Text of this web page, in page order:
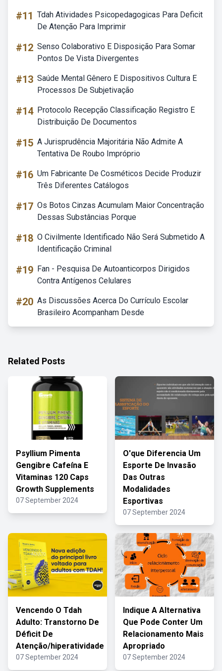
#11 Tdah Atividades Psicopedagogicas Para Deficit
De Atenção Para Imprimir
#12 Senso Colaborativo E Disposição Para Somar
Pontos De Vista Divergentes
#13 Saúde Mental Gênero E Dispositivos Cultura E
Processos De Subjetivação
#14 Protocolo Recepção Classificação Registro E
Distribuição De Documentos
#15 A Jurisprudência Majoritária Não Admite A
Tentativa De Roubo Impróprio
#16 Um Fabricante De Cosméticos Decide Produzir
Três Diferentes Catálogos
#17 Os Botos Cinzas Acumulam Maior Concentração
Dessas Substâncias Porque
#18 O Civilmente Identificado Não Será Submetido A
Identificação Criminal
#19 Fan - Pesquisa De Autoanticorpos Dirigidos
Contra Antígenos Celulares
#20 As Discussões Acerca Do Currículo Escolar
Brasileiro Acompanham Desde
Related Posts
Psyllium Pimenta
Gengibre Cafeína E
Vitaminas 120 Caps
Growth Supplements
07 September 2024
O'que Diferencia Um
Esporte De Invasão
Das Outras
Modalidades
Esportivas
07 September 2024
Vencendo O Tdah
Adulto: Transtorno De
Déficit De
Atenção/hiperatividade
07 September 2024
Indique A Alternativa
Que Pode Conter Um
Relacionamento Mais
Apropriado
07 September 2024